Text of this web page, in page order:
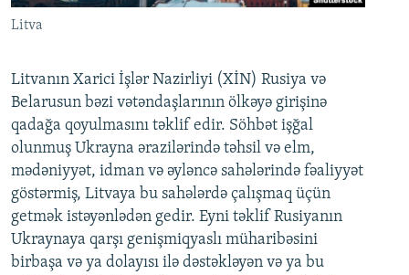
Litva
Litvanın Xarici İşlər Nazirliyi (XİN) Rusiya və
Belarusun bəzi vətəndaşlarının ölkəyə girişinə
qadağa qoyulmasını təklif edir. Söhbət işğal
olunmuş Ukrayna ərazilərində təhsil və elm,
mədəniyyət, idman və əyləncə sahələrində fəaliyyət
göstərmiş, Litvaya bu sahələrdə çalışmaq üçün
getmək istəyənlədən gedir. Eyni təklif Rusiyanın
Ukraynaya qarşı genişmiqyaslı müharibəsini
birbaşa və ya dolayısı ilə dəstəkləyən və ya bu